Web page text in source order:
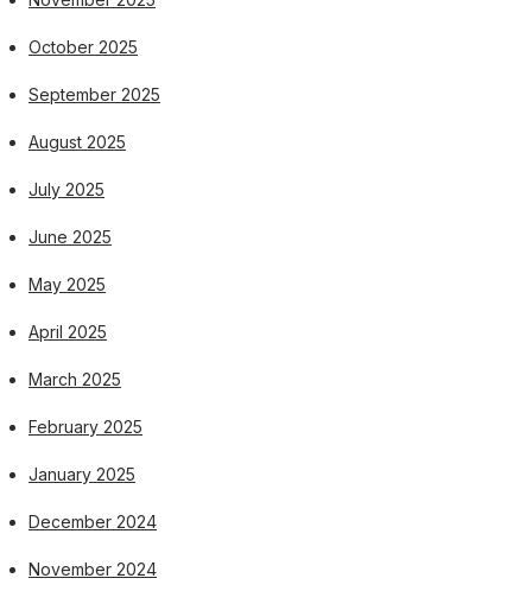
October 2025
September 2025
August 2025
July 2025
June 2025
May 2025
April 2025
March 2025
February 2025
January 2025
December 2024
November 2024